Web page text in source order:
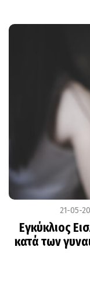
21-05-
Εγκύκλιος
κατά των